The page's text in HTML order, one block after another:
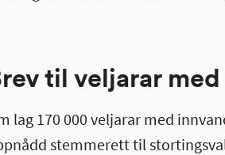
til veljarar
lag 170 000 veljarar med
stemmerett til